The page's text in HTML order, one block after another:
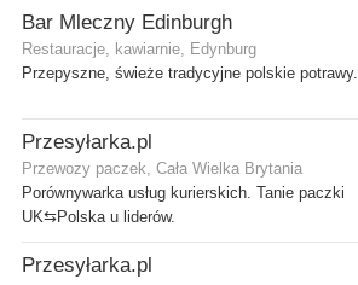
Bar Mleczny Edinburgh
Restauracje, kawiarnie, Edynburg
Przepyszne, świeże tradycyjne polskie potrawy.
Przesyłarka.pl
Przewozy paczek, Cała Wielka Brytania
Porównywarka usług kurierskich. Tanie paczki
UK⇆Polska u liderów.
Przesyłarka.pl